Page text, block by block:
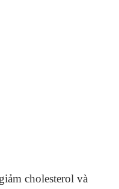
cholesterol và